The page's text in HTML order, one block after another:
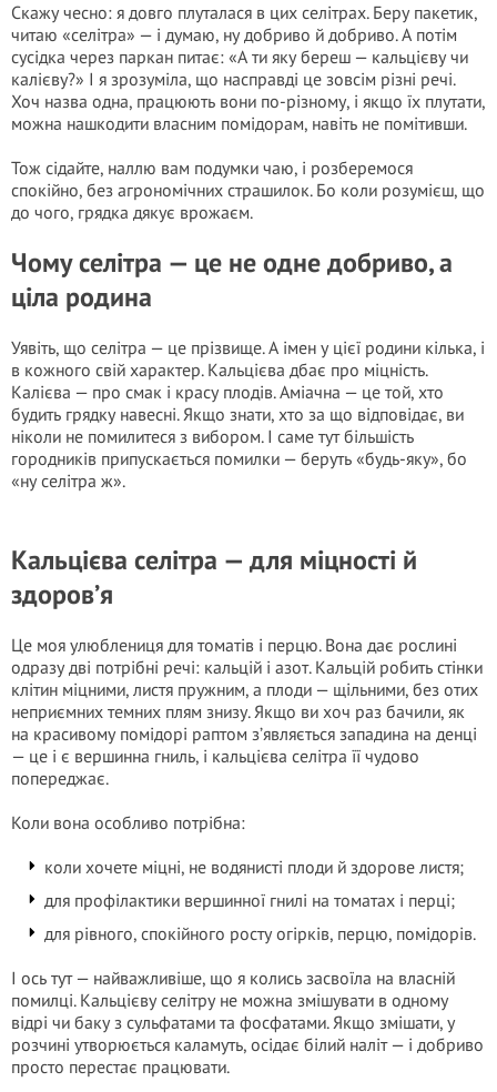
Скажу чесно: я довго плуталася в цих селітрах. Беру пакетик,
читаю «селітра» — і думаю, ну добриво й добриво. А потім
сусідка через паркан питає: «А ти яку береш — кальцієву чи
калієву?» І я зрозуміла, що насправді це зовсім різні речі.
Хоч назва одна, працюють вони по-різному, і якщо їх плутати,
можна нашкодити власним помідорам, навіть не помітивши.
Тож сідайте, наллю вам подумки чаю, і розберемося
спокійно, без агрономічних страшилок. Бо коли розумієш, що
до чого, грядка дякує врожаєм.
Чому селітра — це не одне добриво, а
ціла родина
Уявіть, що селітра — це прізвище. А імен у цієї родини кілька, і
в кожного свій характер. Кальцієва дбає про міцність.
Калієва — про смак і красу плодів. Аміачна — це той, хто
будить грядку навесні. Якщо знати, хто за що відповідає, ви
ніколи не помилитеся з вибором. І саме тут більшість
городників припускається помилки — беруть «будь-яку», бо
«ну селітра ж».
Кальцієва селітра — для міцності й
здоров’я
Це моя улюблениця для томатів і перцю. Вона дає рослині
одразу дві потрібні речі: кальцій і азот. Кальцій робить стінки
клітин міцними, листя пружним, а плоди — щільними, без отих
неприємних темних плям знизу. Якщо ви хоч раз бачили, як
на красивому помідорі раптом з’являється западина на денці
— це і є вершинна гниль, і кальцієва селітра її чудово
попереджає.
Коли вона особливо потрібна:
коли хочете міцні, не водянисті плоди й здорове листя;
для профілактики вершинної гнилі на томатах і перці;
для рівного, спокійного росту огірків, перцю, помідорів.
І ось тут — найважливіше, що я колись засвоїла на власній
помилці. Кальцієву селітру не можна змішувати в одному
відрі чи баку з сульфатами та фосфатами. Якщо змішати, у
розчині утворюється каламуть, осідає білий наліт — і добриво
просто перестає працювати.